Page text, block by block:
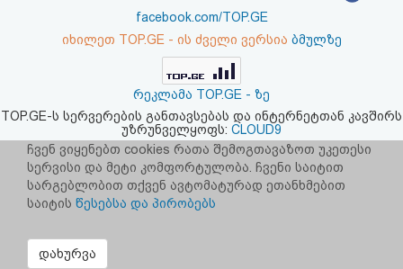
შეთანხმება
პასუხისმგებლობის
უარყოფა
facebook.com/TOP.GE
იხილეთ TOP.GE - ის ძველი ვერსია ბმულზე
რეკლამა TOP.GE - ზე
TOP.GE-ს სერვერების განთავსებას და ინტერნეტთან კავშირს
უზრუნველყოფს: CLOUD9
ჩვენ ვიყენებთ cookies რათა შემოგთავაზოთ უკეთესი
სერვისი და მეტი კომფორტულობა. ჩვენი საიტით
სარგებლობით თქვენ ავტომატურად ეთანხმებით
საიტის წესებსა და პირობებს
დახურვა